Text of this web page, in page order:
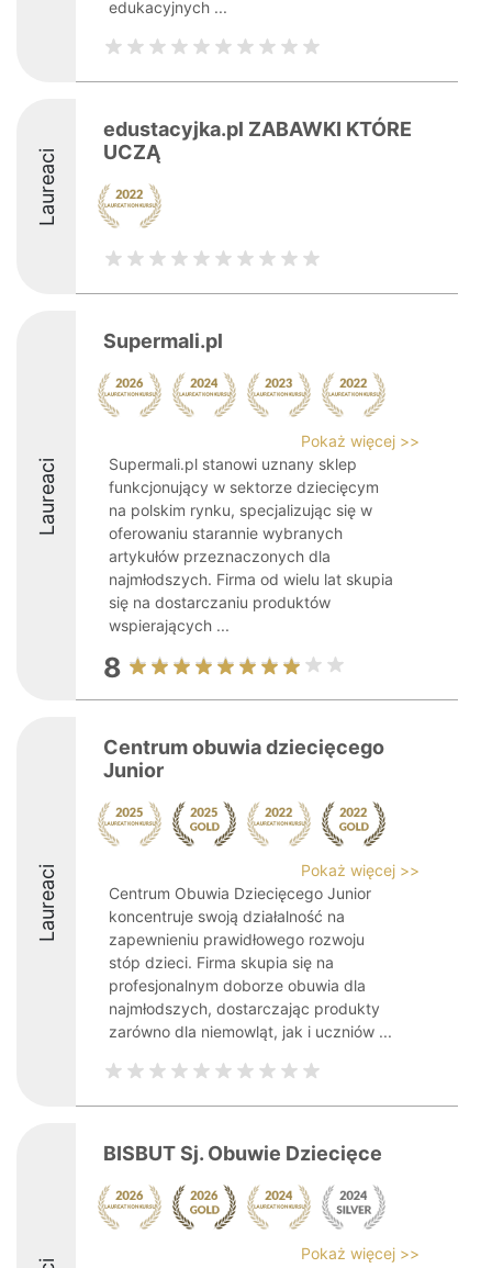
edukacyjnych ...
Laureaci
edustacyjka.pl ZABAWKI KTÓRE
UCZĄ
Laureaci
Supermali.pl
Pokaż więcej >>
Supermali.pl stanowi uznany sklep
funkcjonujący w sektorze dziecięcym
na polskim rynku, specjalizując się w
oferowaniu starannie wybranych
artykułów przeznaczonych dla
najmłodszych. Firma od wielu lat skupia
się na dostarczaniu produktów
wspierających ...
8
Laureaci
Centrum obuwia dziecięcego
Junior
Pokaż więcej >>
Centrum Obuwia Dziecięcego Junior
koncentruje swoją działalność na
zapewnieniu prawidłowego rozwoju
stóp dzieci. Firma skupia się na
profesjonalnym doborze obuwia dla
najmłodszych, dostarczając produkty
zarówno dla niemowląt, jak i uczniów ...
BISBUT Sj. Obuwie Dziecięce
Pokaż więcej >>